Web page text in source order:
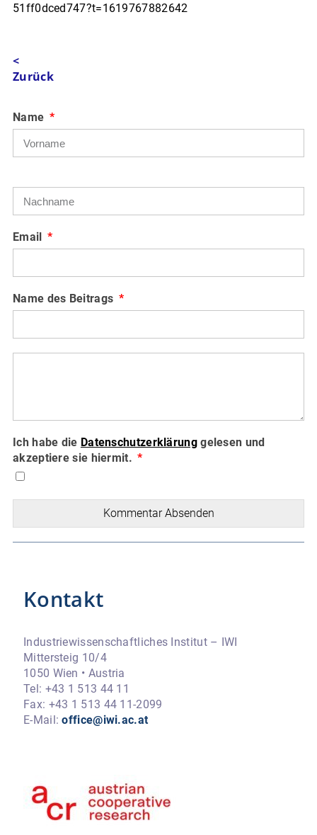
51ff0dced747?t=1619767882642
<
Zurück
Name
Email
Name des Beitrags
Ich habe die Datenschutzerklärunggelesen und
akzeptiere sie hiermit.
Kommentar Absenden
Kontakt
Industriewissenschaftliches Institut – IWI
Mittersteig 10/4
1050 Wien • Austria
Tel: +43 1 513 44 11
Fax: +43 1 513 44 11-2099
E-Mail:office@iwi.ac.at